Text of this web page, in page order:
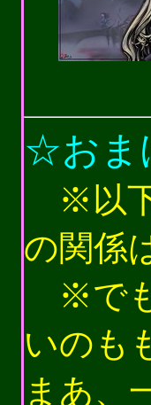
☆お
※以
の関係
※で
いのも
まあ、